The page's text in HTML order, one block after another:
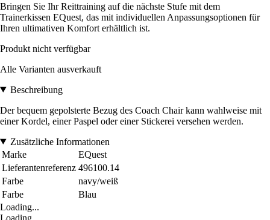
Bringen Sie Ihr Reittraining auf die nächste Stufe mit dem
Trainerkissen EQuest, das mit individuellen Anpassungsoptionen für
Ihren ultimativen Komfort erhältlich ist.
Produkt nicht verfügbar
Alle Varianten ausverkauft
Beschreibung
Der bequem gepolsterte Bezug des Coach Chair kann wahlweise mit
einer Kordel, einer Paspel oder einer Stickerei versehen werden.
Zusätzliche Informationen
Marke
EQuest
Lieferantenreferenz 496100.14
Farbe
navy/weiß
Farbe
Blau
Loading...
Loading...